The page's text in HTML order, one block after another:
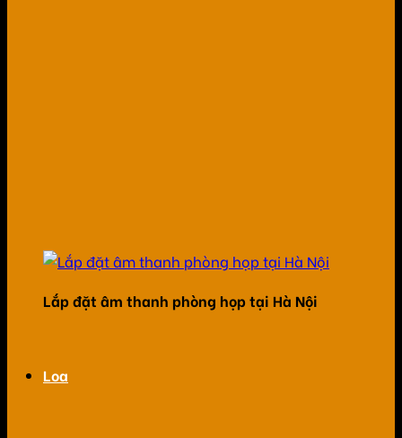
Lắp đặt âm thanh phòng họp tại Hà Nội
Loa